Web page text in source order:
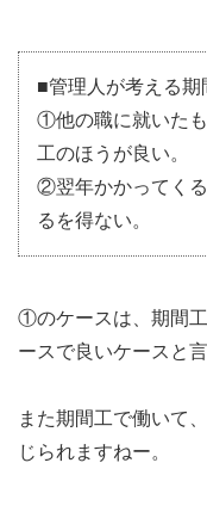
■管理人が考える期
①他の職に就いた
工のほうが良い。
②翌年かかってく
るを得ない。
①のケースは、期間
ースで良いケースと
また期間工で働いて
じられますねー。